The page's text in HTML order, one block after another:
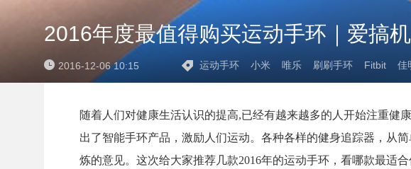
2016年度最值得购买运动手环｜爱搞机
2016-12-06 10:15 运动手环 小米 唯乐 刷刷手环 Fitbit 佳
随着人们对健康生活认识的提高,已经有越来越多的人开始注重健
出了智能手环产品，激励人们运动。各种各样的健身追踪器，从
炼的意见。这次给大家推荐几款2016年的运动手环，看哪款最适合